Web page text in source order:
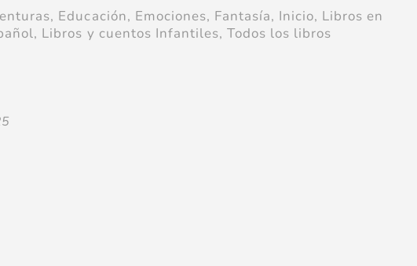
, Educación, Emociones, Fantasía, Inicio, Libros en
, Libros y cuentos Infantiles, Todos los libros